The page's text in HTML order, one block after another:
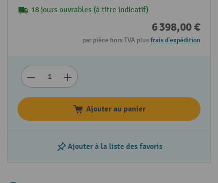
18 jours ouvrables (à titre indicatif)
6 398,00 €
par pièce hors TVA plusfrais d'expédition
Ajouter au panier
Ajouter à la liste des favoris